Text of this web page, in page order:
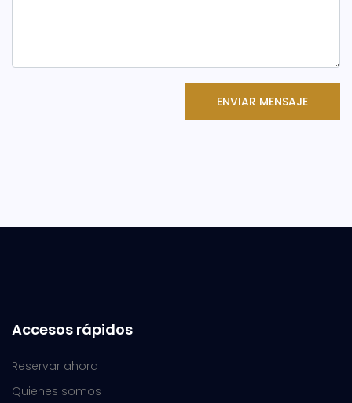
ENVIAR MENSAJE
Accesos rápidos
Reservar ahora
Quienes somos